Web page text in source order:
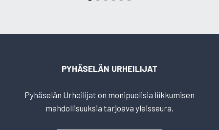
PYHÄSELÄN URHEILIJAT
Pyhäselän Urheilijat on monipuolisia liikkumisen
mahdollisuuksia tarjoava yleisseura.